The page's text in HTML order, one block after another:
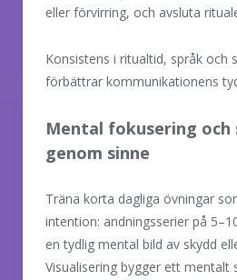
eller förvirring, och avsluta
Konsistens i ritualtid, språk och
förbättrar kommunikationens
Mental fokusering och
genom sinne
Träna korta dagliga övningar
intention: andningsserier på
en tydlig mental bild av skydd
Visualisering bygger ett mentalt